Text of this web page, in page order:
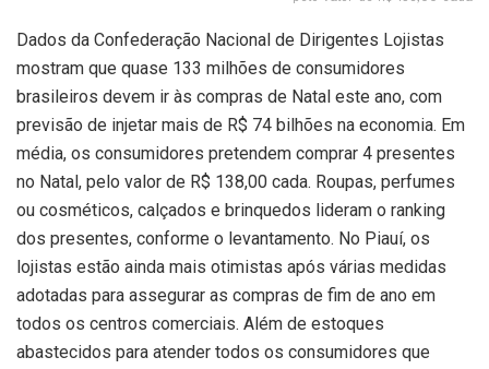
Dados da Confederação Nacional de Dirigentes Lojistas
mostram que quase 133 milhões de consumidores
brasileiros devem ir às compras de Natal este ano, com
previsão de injetar mais de R$ 74 bilhões na economia. Em
média, os consumidores pretendem comprar 4 presentes
no Natal, pelo valor de R$ 138,00 cada. Roupas, perfumes
ou cosméticos, calçados e brinquedos lideram o ranking
dos presentes, conforme o levantamento. No Piauí, os
lojistas estão ainda mais otimistas após várias medidas
adotadas para assegurar as compras de fim de ano em
todos os centros comerciais. Além de estoques
abastecidos para atender todos os consumidores que